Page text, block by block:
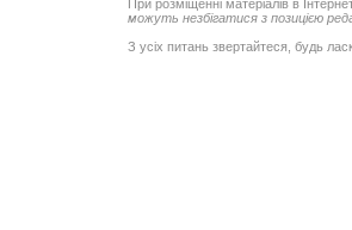
При розміщенні матеріалів в
можуть незбігатися з позицією
З усіх питань звертайтеся, будь